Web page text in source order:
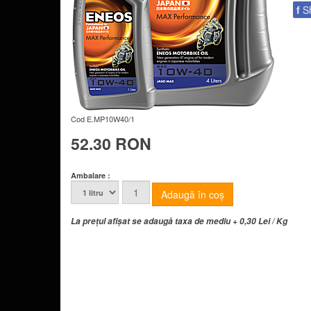
f
Cod E.MP10W40/1
52.30 RON
Ambalare :
La prețul afișat se adaugă taxa de mediu + 0,30 Lei / Kg